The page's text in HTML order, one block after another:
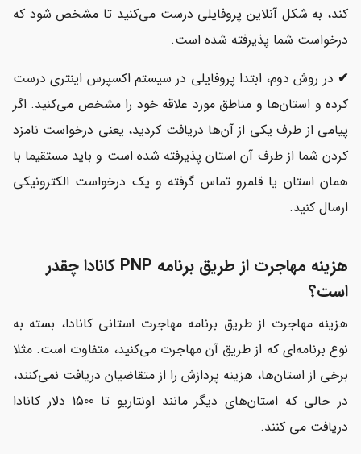
کند، به شکل آنلاین پروفایلی درست می‌کنید تا مشخص شود که
درخواست شما پذیرفته شده است.
✔ در روش دوم، ابتدا پروفایلی در سیستم اکسپرس اینتری درست
کرده و استان‌ها و مناطق مورد علاقه خود را مشخص می‌کنید. اگر
پیامی از طرف یکی از آن‌ها دریافت کردید، یعنی درخواست نامزد
کردن شما از طرف آن استان پذیرفته شده است و باید مستقیما با
همان استان یا قلمرو تماس گرفته و یک درخواست الکترونیکی
ارسال کنید.
هزینه مهاجرت از طریق برنامه PNP کانادا چقدر
است؟
هزینه مهاجرت از طریق برنامه مهاجرت استانی کانادا، بسته به
نوع برنامه‌ای که از طریق آن مهاجرت می‌کنید، متفاوت است. مثلا
برخی از استان‌ها، هزینه پردازش را از متقاضیان دریافت نمی‌کنند،
در حالی که استان‌های دیگر مانند اونتاریو تا 1500 دلار کانادا
دریافت می کنند.